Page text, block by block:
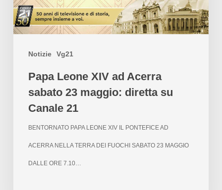
Notizie Vg21
Papa Leone XIV ad Acerra
sabato 23 maggio: diretta su
Canale 21
BENTORNATO PAPA LEONE XIV IL PONTEFICE AD
ACERRA NELLA TERRA DEI FUOCHI SABATO 23 MAGGIO
DALLE ORE 7.10…